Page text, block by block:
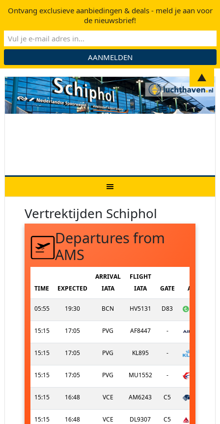
Vertrektijden Schiphol
Departures from
AMS
TIME EXPECTED
ARRIVAL
IATA
FLIGHT
IATA
GATE AIRLINE
05:55 19:30 BCN HV5131 D83
15:15 17:05 PVG AF8447 -
15:15 17:05 PVG KL895 -
15:15 17:05 PVG MU1552 -
15:15 16:48 VCE AM6243 C5
15:15 16:48 VCE DL9307 C5
Ontvang exclusieve aanbiedingen & deals - meld je aan voor
de nieuwsbrief!
▲